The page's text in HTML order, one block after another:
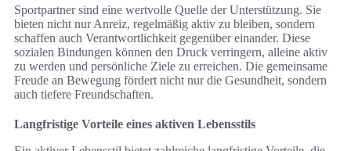
Sportpartner sind eine wertvolle Quelle der Unterstützung. Sie
bieten nicht nur Anreiz, regelmäßig aktiv zu bleiben, sondern
schaffen auch Verantwortlichkeit gegenüber einander. Diese
sozialen Bindungen können den Druck verringern, alleine aktiv
zu werden und persönliche Ziele zu erreichen. Die gemeinsame
Freude an Bewegung fördert nicht nur die Gesundheit, sondern
auch tiefere Freundschaften.
Langfristige Vorteile eines aktiven Lebensstils